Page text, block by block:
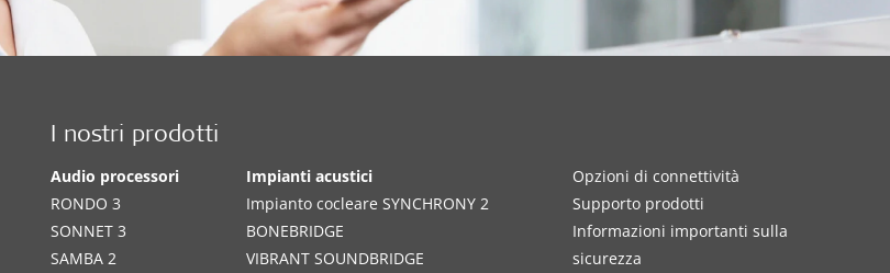
I nostri prodotti
Audio processori
RONDO 3
SONNET 3
SAMBA 2
Impianti acustici
Impianto cocleare SYNCHRONY 2
BONEBRIDGE
VIBRANT SOUNDBRIDGE
Opzioni di connettività
Supporto prodotti
Informazioni importanti sulla
sicurezza